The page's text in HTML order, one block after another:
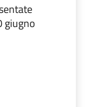
giugno